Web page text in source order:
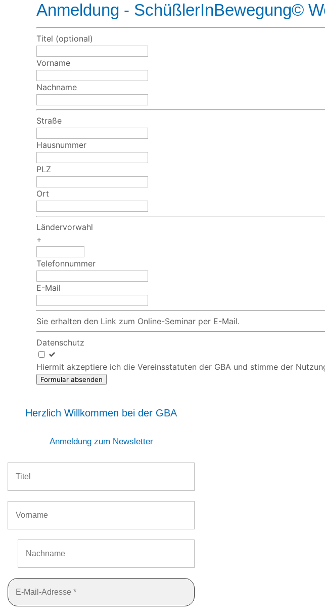
Leave
field
blank
Anmeldung - SchüßlerInBewegung©
Titel (optional)
Vorname
Nachname
Straße
Hausnummer
PLZ
Ort
Ländervorwahl
+
Telefonnummer
E-Mail
Sie erhalten den Link zum Online-Seminar per E-Mail.
Datenschutz
Hiermit akzeptiere ich die Vereinsstatuten der GBA und stimme der
Formular absenden
Herzlich Willkommen bei der GBA
Anmeldung zum Newsletter